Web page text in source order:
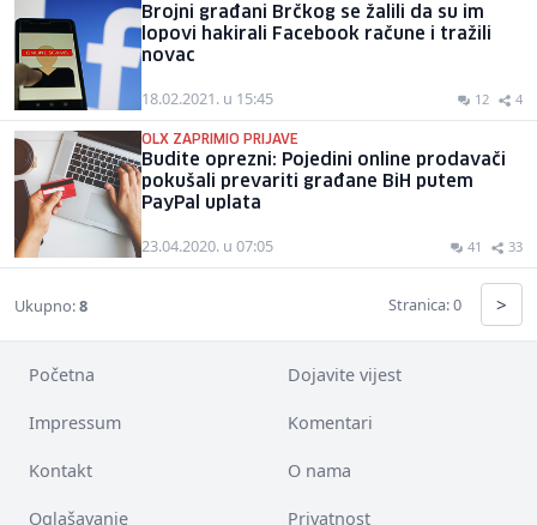
Brojni građani Brčkog se žalili da su im
lopovi hakirali Facebook račune i tražili
novac
18.02.2021. u 15:45 12 4
OLX ZAPRIMIO PRIJAVE
Budite oprezni: Pojedini online prodavači
pokušali prevariti građane BiH putem
PayPal uplata
23.04.2020. u 07:05 41 33
Ukupno:8 Stranica: 0 >
Početna Dojavite vijest
Impressum Komentari
Kontakt O nama
Oglašavanje Privatnost